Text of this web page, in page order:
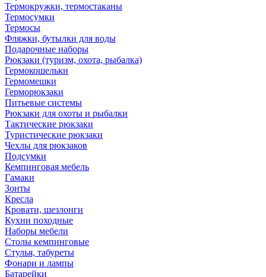
Термокружки, термостаканы
Термосумки
Термосы
Фляжки, бутылки для воды
Подарочные наборы
Рюкзаки (туризм, охота, рыбалка)
Гермокошельки
Гермомешки
Герморюкзаки
Питьевые системы
Рюкзаки для охоты и рыбалки
Тактические рюкзаки
Туристические рюкзаки
Чехлы для рюкзаков
Подсумки
Кемпинговая мебель
Гамаки
Зонты
Кресла
Кровати, шезлонги
Кухни походные
Наборы мебели
Столы кемпинговые
Стулья, табуреты
Фонари и лампы
Батарейки